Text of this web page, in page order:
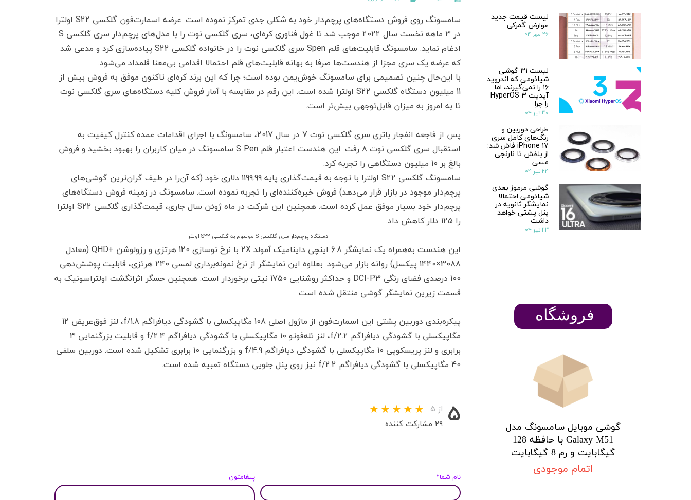
سامسونگ روی فروش دستگاه‌های پرچم‌دار خود به شکلی جدی تمرکز نموده است. عرضه اسمارت‌فون گلکسی S22 اولترا
در 3 ماهه نخست سال 2022 موجب شد تا غول فناوری کره‌ای، سری گلکسی نوت را با مدل‌های پرچم‌دار سری گلکسی S
ادغام نماید. سامسونگ قابلیت‌های قلم
Spen سری گلکسی نوت را در خانواده گلکسی S22 پیاده‌سازی کرد و مدعی شد
که عرضه یک سری مجزا از هندست‌ها صرفا به بهانه قابلیت‌های قلم احتمالا اقدامی بی‌معنا قلمداد می‌شود.
با این‌حال چنین تصمیمی برای سامسونگ خوش‌یمن بوده است؛ چرا که این برند کره‌ای تاکنون موفق به فروش بیش از
11 میلیون دستگاه گلکسی S22 اولترا شده است. این رقم در مقایسه با آمار فروش کلیه دستگاه‌های سری گلکسی نوت
تا به امروز به میزان قابل‌توجهی بیش‌تر است.
پس از فاجعه انفجار باتری سری گلکسی نوت 7 در سال 2017، سامسونگ با اجرای اقدامات عمده کنترل کیفیت به
استقبال سری گلکسی نوت 8 رفت. این هندست اعتبار قلم S Pen سامسونگ در میان کاربران را بهبود بخشید و فروش
بالغ بر 10 میلیون دستگاهی را تجربه کرد.
سامسونگ گلکسی S22 اولترا با توجه به قیمت‌گذاری پایه 1199.99 دلاری خود (که آن‌را در طیف گران‌ترین گوشی‌های
پرچم‌دار موجود در بازار قرار می‌دهد) فروش خیره‌کننده‌ای را تجربه نموده است. سامسونگ در زمینه فروش دستگاه‌های
پرچم‌دار خود بسیار موفق عمل کرده است. همچنین این شرکت در ماه ژوئن سال جاری، قیمت‌گذاری گلکسی S22 اولترا
را 125 دلار کاهش داد.
دستگاه پرچم‌دار سری گلکسی S موسوم به گلکسی S22 اولترا
این هندست به‌همراه یک نمایشگر 6.8 اینچی داینامیک آمولد 2X با نرخ نوسازی 120 هرتزی و رزولوشن +QHD (معادل
3088×1440 پیکسل) روانه بازار می‌شود. بعلاوه این نمایشگر از نرخ نمونه‌برداری لمسی 240 هرتزی، قابلیت پوشش‌دهی
100 درصدی فضای رنگی DCI-P3 و حداکثر روشنایی 1750 نیتی برخوردار است. همچنین حسگر اثرانگشت اولتراسونیک به
قسمت زیرین نمایشگر گوشی منتقل شده است.
پیکره‌بندی دوربین پشتی این اسمارت‌فون از ماژول اصلی 108 مگاپیکسلی با گشودگی دیافراگم f/1.8، لنز فوق‌عریض 12
مگاپیکسلی با گشودگی دیافراگم f/2.2، لنز تله‌فوتو 10 مگاپیکسلی با گشودگی دیافراگم f/2.4 و قابلیت بزرگنمایی 3
برابری و لنز پریسکوپی 10 مگاپیکسلی با گشودگی دیافراگم f/4.9 و بزرگنمایی 10 برابری تشکیل شده است. دوربین سلفی
40 مگاپیکسلی با گشودگی دیافراگم f/2.2 نیز روی پنل جلویی دستگاه تعبیه شده است.
۵ از ۵
۲۹ مشارکت کننده
نام شما* پیغامتون
گوشی موبایل سامسونگ مدل
Galaxy M51 با حافظه 128
گیگابایت و رم 8 گیگابایت
اتمام موجودی
​​​​فروشگاه
لیست قیمت جدید
عوارض گمرکی
۲۶ مهر ۰۴
لیست ۳۱ گوشی
شیائومی که اندروید
۱۶ را نمی‌گیرند، اما
آپدیت HyperOS 3
را چرا
۳۰ تیر ۰۴
طراحی دوربین و
رنگ‌های کامل سری
iPhone 17 فاش شد:
از بنفش تا نارنجی
مسی
۲۴ تیر ۰۴
گوشی مرموز بعدی
شیائومی احتمالا
نمایشگر ثانویه در
پنل پشتی خواهد
داشت
۲۳ تیر ۰۴